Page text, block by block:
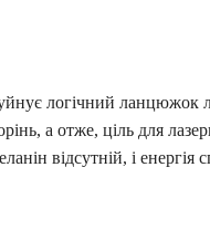
логічний ланцюжок
а отже, ціль для
відсутній, і енергія